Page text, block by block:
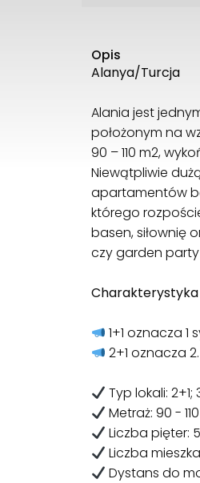
Opis
Alanya/Turcja
Alania jest
położonym na
90 – 110 m2,
Niewątpliwie
apartamentów
którego
basen, siłownię
czy garden party
1+1 oznacza 1
2+1 oznacza
Typ lokali: 2+1;
Metraż: 90 -
Liczba pięter: 5
Liczba
Dystans do